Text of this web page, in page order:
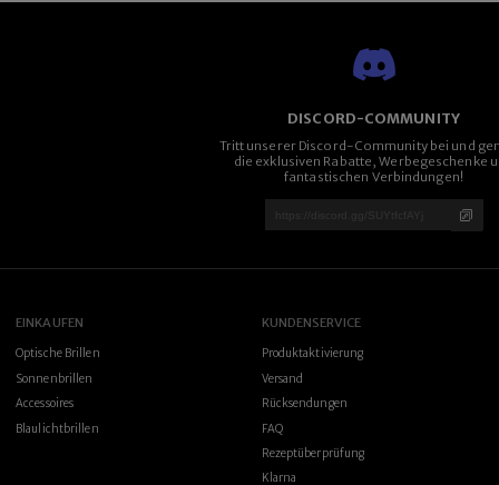
DISCORD-COMMUNITY
Tritt unserer Discord-Community bei und
die exklusiven Rabatte, Werbegeschenke
fantastischen Verbindungen!
EINKAUFEN
Optische Brillen
Sonnenbrillen
Accessoires
Blaulichtbrillen
KUNDENSERVICE
Produktaktivierung
Versand
Rücksendungen
FAQ
Rezeptüberprüfung
Klarna